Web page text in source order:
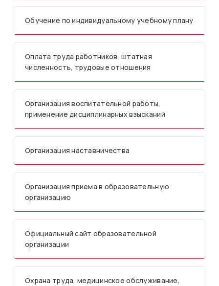
Обучение по индивидуальному учебному плану
Оплата труда работников, штатная
численность, трудовые отношения
Организация воспитательной работы,
применение дисциплинарных взысканий
Организация наставничества
Организация приема в образовательную
организацию
Официальный сайт образовательной
организации
Охрана труда, медицинское обслуживание,